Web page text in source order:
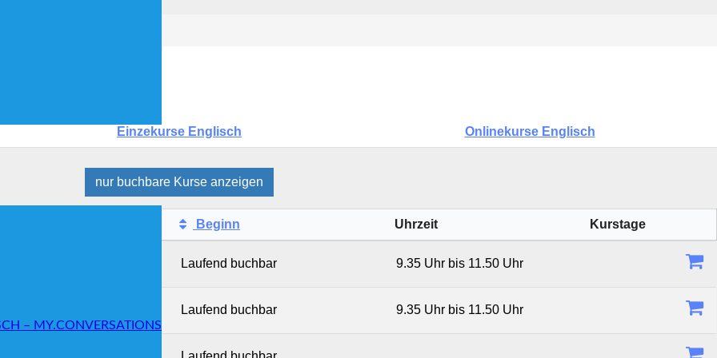
– MY.CONVERSATIONS
Einzekurse Englisch Onlinekurse Englisch
nur buchbare Kurse anzeigen
Beginn Uhrzeit
Kurstage
Laufend buchbar 9.35 Uhr bis 11.50 Uhr
Laufend buchbar 9.35 Uhr bis 11.50 Uhr